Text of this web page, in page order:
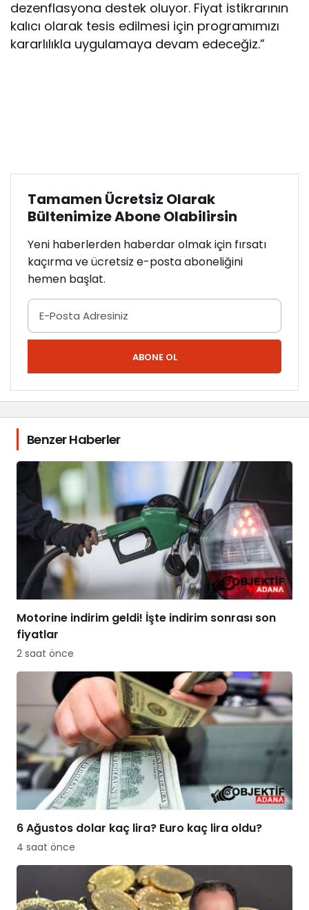
dezenflasyona destek oluyor. Fiyat istikrarının
kalıcı olarak tesis edilmesi için programımızı
kararlılıkla uygulamaya devam edeceğiz.”
Tamamen Ücretsiz Olarak
Bültenimize Abone Olabilirsin
Yeni haberlerden haberdar olmak için fırsatı
kaçırma ve ücretsiz e-posta aboneliğini
hemen başlat.
ABONE OL
Benzer Haberler
Motorine indirim geldi! İşte indirim sonrası son
fiyatlar
2 saat önce
6 Ağustos dolar kaç lira? Euro kaç lira oldu?
4 saat önce